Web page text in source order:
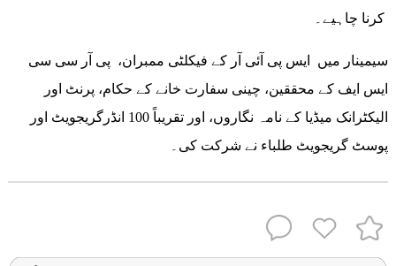
سیمینار میں ایس پی آئی آر کے فیکلٹی ممبران، پی آر سی سی
ایس ایف کے محققین، چینی سفارت خانے کے حکام، پرنٹ اور
الیکٹرانک میڈیا کے نامہ نگاروں، اور تقریباً 100 انڈرگریجویٹ اور
پوسٹ گریجویٹ طلباء نے شرکت کی۔